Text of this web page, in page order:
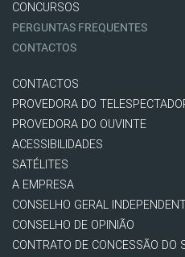
CONCURSOS
PERGUNTAS FREQUENTES
CONTACTOS
CONTACTOS
PROVEDORA DO
PROVEDORA DO OUVINTE
ACESSIBILIDADES
SATÉLITES
A EMPRESA
CONSELHO GERAL
CONSELHO DE OPINIÃO
CONTRATO DE CONCESSÃO DO